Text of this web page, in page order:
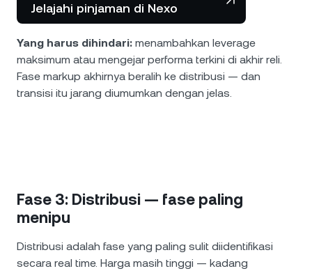
Jelajahi pinjaman di Nexo
Yang harus dihindari: menambahkan leverage
maksimum atau mengejar performa terkini di akhir reli.
Fase markup akhirnya beralih ke distribusi — dan
transisi itu jarang diumumkan dengan jelas.
Fase 3: Distribusi — fase paling
menipu
Distribusi adalah fase yang paling sulit diidentifikasi
secara real time. Harga masih tinggi — kadang